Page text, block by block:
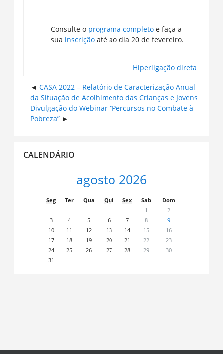
Consulte o programa completo​​e faça a
sua inscriçãoaté ao dia 20 de fevereiro.
Hiperligação direta
CASA 2022 – Relatório de Caracterização Anual
da Situação de Acolhimento das Crianças e Jovens
Divulgação do Webinar “Percursos no Combate à
Pobreza”
Calendário
CALENDÁRIO
agosto 2026
Seg Ter Qua Qui Sex Sab
Dom
1
2
3
4 5 6 7 8
9
10
11 12 13 14 15
16
17
18 19 20 21 22
23
24
25 26 27 28 29
30
31